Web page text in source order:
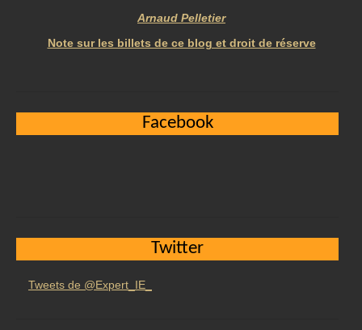
Arnaud Pelletier
Note sur les billets de ce blog et droit de réserve
Facebook
Twitter
Tweets de @Expert_IE_